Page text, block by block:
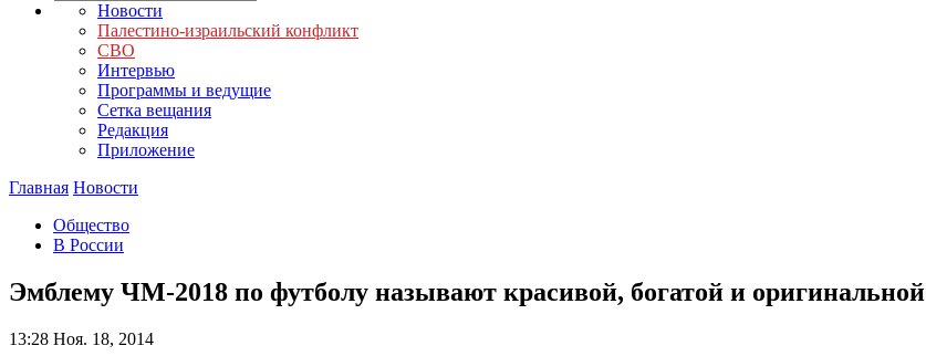
Новости
Палестино-израильский конфликт
СВО
Интервью
Программы и ведущие
Сетка вещания
Редакция
Приложение
Главная Новости
Общество
В России
Эмблему ЧМ-2018 по футболу называют красивой, богатой и оригинальной
13:28 Ноя. 18, 2014